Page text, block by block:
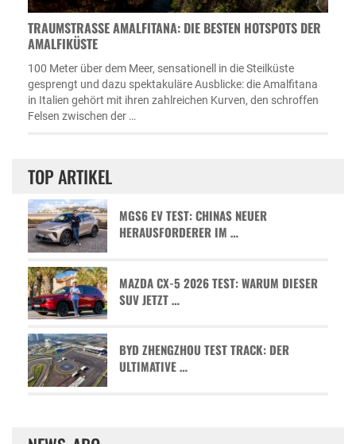
TRAUMSTRASSE AMALFITANA: DIE BESTEN HOTSPOTS DER A
MALFIKÜSTE
100 Meter über dem Meer, sensationell in die Steilküste
gesprengt und dazu spektakuläre Ausblicke: die Amalfitana
in Italien gehört mit ihren zahlreichen Kurven, den schroffen
Felsen zwischen der …
TOP ARTIKEL
MGS6 EV TEST: CHINAS NEUER
HERAUSFORDERER IM …
MAZDA CX-5 2026 TEST: WARUM DIESER
SUV JETZT …
BYD ZHENGZHOU TEST TRACK: DER
ULTIMATIVE …